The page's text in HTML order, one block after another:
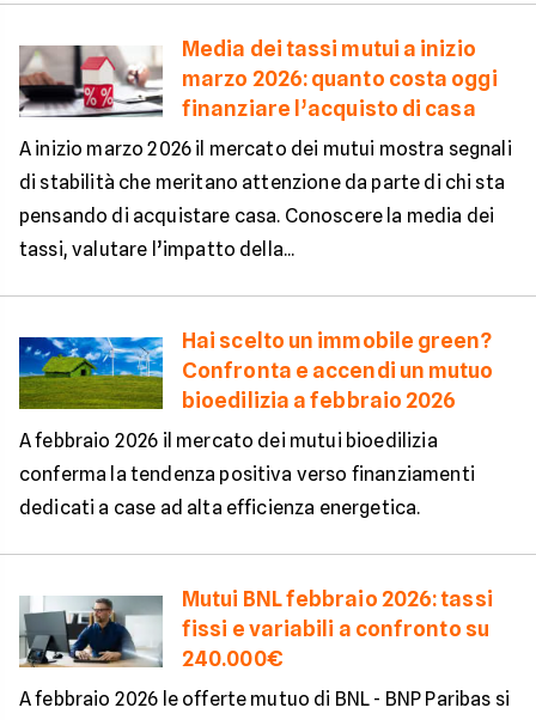
Media dei tassi mutui a inizio
marzo 2026: quanto costa oggi
finanziare l’acquisto di casa
A inizio marzo 2026 il mercato dei mutui mostra segnali
di stabilità che meritano attenzione da parte di chi sta
pensando di acquistare casa. Conoscere la media dei
tassi, valutare l’impatto della...
Hai scelto un immobile green?
Confronta e accendi un mutuo
bioedilizia a febbraio 2026
A febbraio 2026 il mercato dei mutui bioedilizia
conferma la tendenza positiva verso finanziamenti
dedicati a case ad alta efficienza energetica.
Mutui BNL febbraio 2026: tassi
fissi e variabili a confronto su
240.000€
A febbraio 2026 le offerte mutuo di BNL - BNP Paribas si